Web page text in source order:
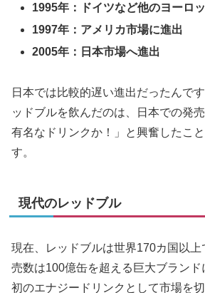
1995年：ドイツなど他のヨーロ
1997年：アメリカ市場に進出
2005年：日本市場へ進出
日本では比較的遅い進出だったんで
ッドブルを飲んだのは、日本での発
有名なドリンクか！」と興奮したこ
す。
現代のレッドブル
現在、レッドブルは世界170カ国以上
売数は100億缶を超える巨大ブラン
初のエナジードリンクとして市場を